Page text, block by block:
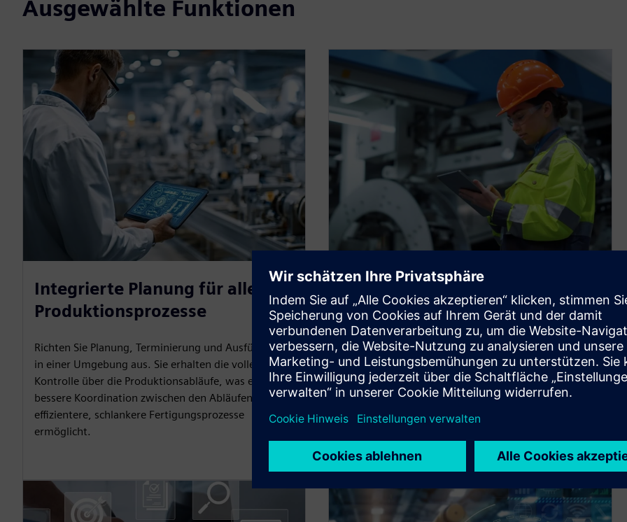
Ausgewählte Funktionen
Integrierte Planung für alle
Produktionsprozesse
Richten Sie Planung, Terminierung und Ausführung
in einer Umgebung aus. Sie erhalten die volle
Kontrolle über die Produktionsabläufe, was eine
bessere Koordination zwischen den Abläufen und
effizientere, schlankere Fertigungsprozesse
ermöglicht.
Papierloser Betrieb: Verwendet
digitale Zwillinge, BOM und
BOP.
Ersetzen Sie manuelle Prozesse durch digitale
Zwillinge, BOM und BOP. Sie sorgen für eine präzise
Aufgabenausführung, einen effizienten Materialfluss
und eine vollständig papierlose Werkstatt, die die